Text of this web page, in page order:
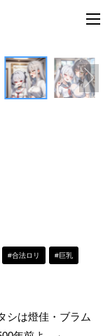
t
o
l
n
a
v
#合法ロリ #巨乳
シは燈佳・ブラム